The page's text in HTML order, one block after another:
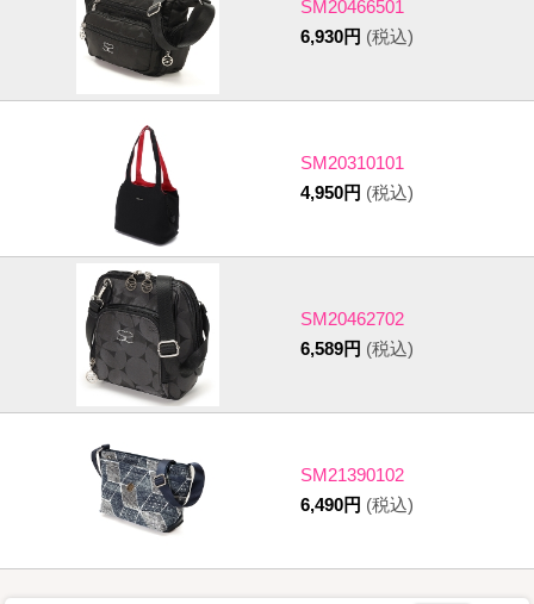
SM20466501
6,930円 (税込)
SM20310101
4,950円 (税込)
SM20462702
6,589円 (税込)
SM21390102
6,490円 (税込)